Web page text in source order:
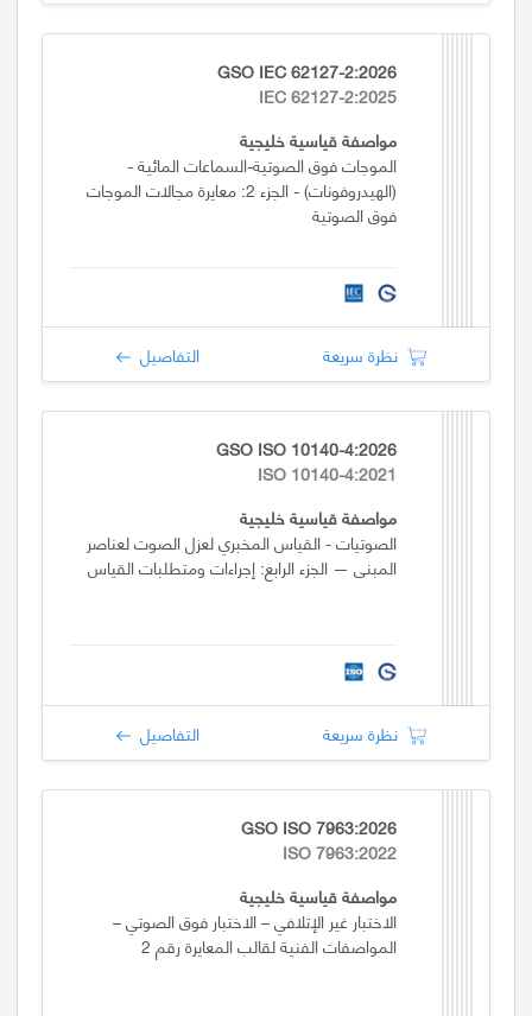
GSO IEC 62127-2:2026
IEC 62127-2:2025
مواصفة قياسية خليجية
الموجات فوق الصوتية-السماعات المائية -
(الهيدروفونات) - الجزء 2: معايرة مجالات الموجات
فوق الصوتية
نظرة سريعة التفاصيل
GSO ISO 10140-4:2026
ISO 10140-4:2021
مواصفة قياسية خليجية
الصوتيات - القياس المخبري لعزل الصوت لعناصر
المبنى — الجزء الرابع: إجراءات ومتطلبات القياس
نظرة سريعة التفاصيل
GSO ISO 7963:2026
ISO 7963:2022
مواصفة قياسية خليجية
الاختبار غير الإتلافي – الاختبار فوق الصوتي –
المواصفات الفنية لقالب المعايرة رقم 2